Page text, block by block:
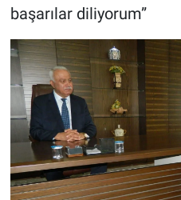
başarılar diliyorum”